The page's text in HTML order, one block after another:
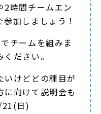
2時間チームエン
加しましょう！
チームを組みま
ださい。
いけどどの種目が
に向けて説明会も
日)